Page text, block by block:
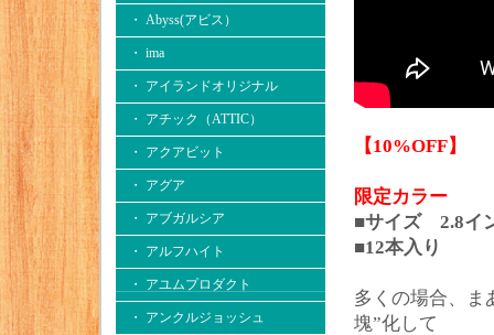
・ Abyss(アビス）
・ ima
・ アイランドオリジナル
・ アチック（ATTIC）
・ アクアビット
・ アグア
・ アブガルシア
・ アルフハイト
・ アユムプロダクト
・ アンクルジョッシュ
【10%OFF】
限定カラー
■サイズ 2.8イ
■12本入り
多くの場合、ま
塊”化して